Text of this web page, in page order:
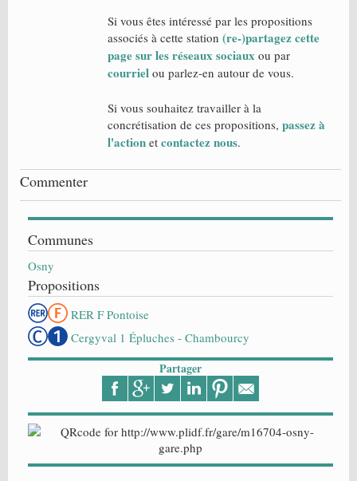
Communes
Osny
Propositions
RER F Pontoise
Cergyval 1 Épluches - Chambourcy
Partager
Si vous êtes intéressé par les propositions
associés à cette station (re-)partagez cette
page sur les réseaux sociaux ou par
courriel ou parlez-en autour de vous.
Si vous souhaitez travailler à la
concrétisation de ces propositions, passez à
l'action et contactez nous.
Commenter